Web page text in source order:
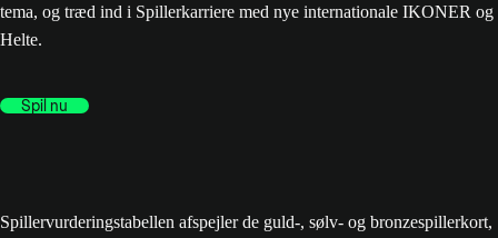
tema, og træd ind i Spillerkarriere med nye internationale IKONER og
Helte.
Spil nu
Spillervurderingstabellen afspejler de guld-, sølv- og bronzespillerkort,